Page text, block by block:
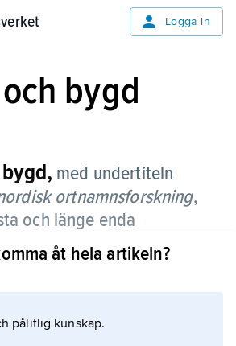
Logga in
bygd
med undertiteln
ortnamnsforskning,
och länge enda
för namnforskning,
av Jöran Sahlgren och
åt hela artikeln?
pålitlig kunskap.